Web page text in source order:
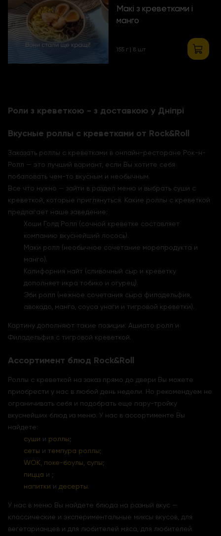
Макі з креветками і
манго
155 г | 8 шт
Роли з креветкою - з доставкою у Дніпрі
Вкусные роллы с креветками от Rock&Roll
Заказать роллы с креветками в онлайн-ресторане Рок-н-
Ролл — это лучший вариант, если Вы хотите себя
побаловать чем-то вкусным и необычным.
Все что нужно — зайти в раздел меню и выбрать суши с
креветкой, которые приглянуться. Какие роллы с креветкой
предлагает наше заведение:
Хоши Голд Ролл (сочной креветке составляет
компанию вкуснейший лосось).
Маки ролл (необычное сочетание морепродукта и
манго).
Калифорния найт (сливочный сыр и креветку
дополняет икра тобико и огурец).
Эби ролл (нежное сочетания сыра филадельфия,
авокадо, манго, соуса унаги и тигровой креветки).
Картину дополняют такие позиции: Ашиато ролл и
Филадельфия с тигровой креветкой.
Ассортимент блюд Rock&Roll
Роллы с креветкой на заказ прямо до двери Вы можете
приобрести у нас в любой день недели. Но рекомендуем не
ограничивать себя и подобрать еще пару-тройку
вкуснейших блюд из меню. У нас в ассортименте Вы
найдете:
суши и роллы;
сеты и темпура роллы;
WOK, поке-боулы, супы;
пицца и ;
напитки и десерты.
У нас в меню Вы найдете блюда на разный вкус —
классические и экспериментальные миксы вкусов, для
вегетарианцев и для любителей мяса, для любителей